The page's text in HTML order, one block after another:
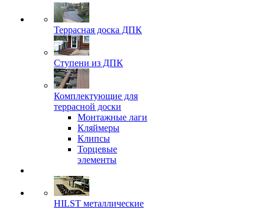
Террасная доска ДПК
Ступени из ДПК
Комплектующие для
террасной доски
Монтажные лаги
Кляймеры
Клипсы
Торцевые
элементы
HILST металлические